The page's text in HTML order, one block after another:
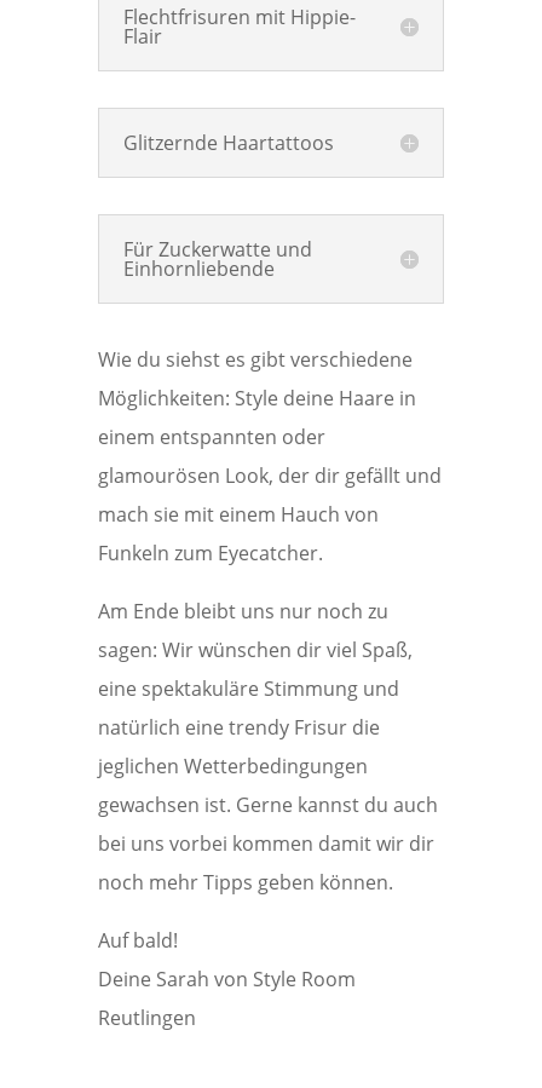
Flechtfrisuren mit Hippie-
Flair
Glitzernde Haartattoos
Für Zuckerwatte und
Einhornliebende
Wie du siehst es gibt verschiedene
Möglichkeiten: Style deine Haare in
einem entspannten oder
glamourösen Look, der dir gefällt und
mach sie mit einem Hauch von
Funkeln zum Eyecatcher.
Am Ende bleibt uns nur noch zu
sagen: Wir wünschen dir viel Spaß,
eine spektakuläre Stimmung und
natürlich eine trendy Frisur die
jeglichen Wetterbedingungen
gewachsen ist. Gerne kannst du auch
bei uns vorbei kommen damit wir dir
noch mehr Tipps geben können.
Auf bald!
Deine Sarah von Style Room
Reutlingen